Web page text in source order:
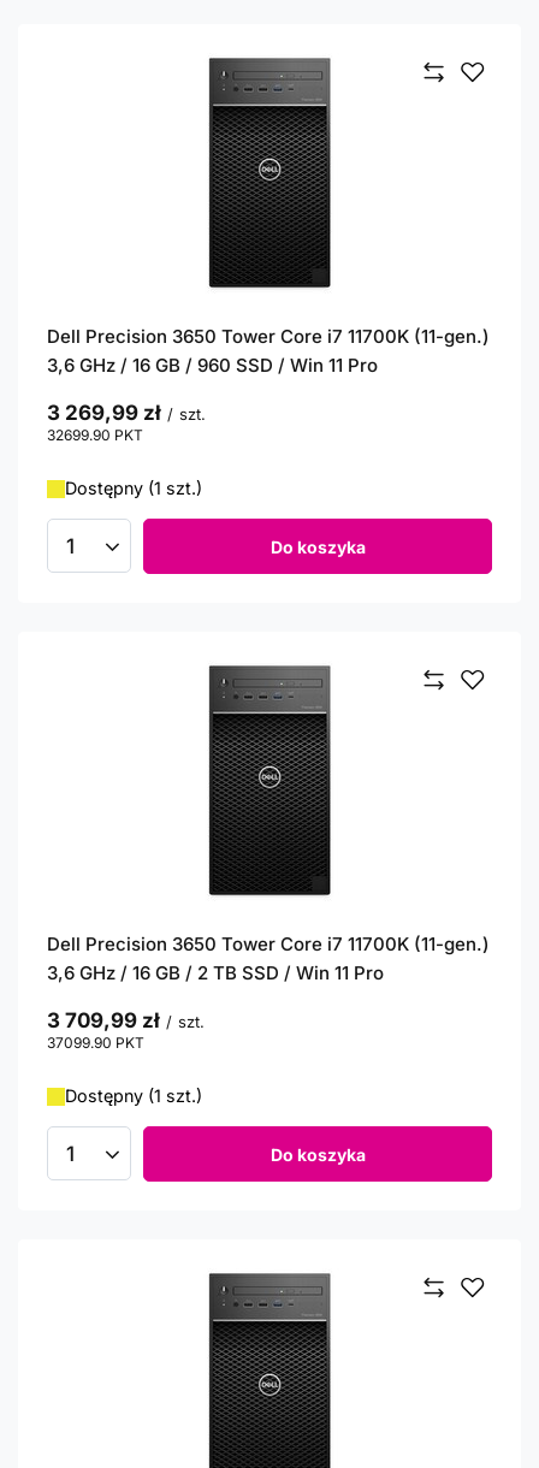
Dell Precision 3650 Tower Core i7 11700K (11-gen.)
3,6 GHz / 16 GB / 960 SSD / Win 11 Pro
3 269,99 zł / szt.
32699.90 PKT
Dostępny (1 szt.)
Ilość produktów Do koszyka
Dell Precision 3650 Tower Core i7 11700K (11-gen.)
3,6 GHz / 16 GB / 2 TB SSD / Win 11 Pro
3 709,99 zł / szt.
37099.90 PKT
Dostępny (1 szt.)
Ilość produktów Do koszyka